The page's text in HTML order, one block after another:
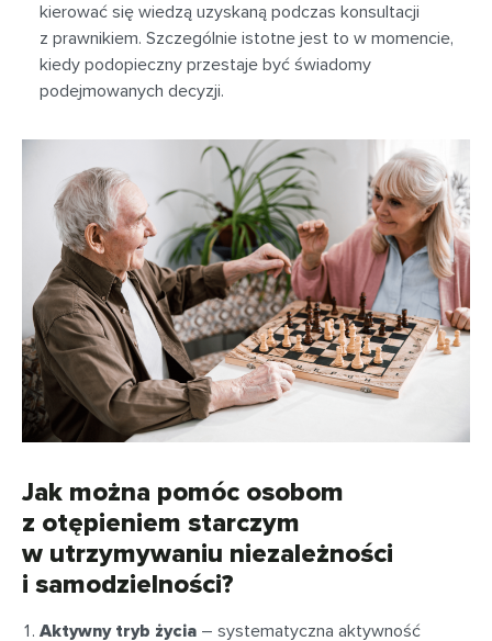
kierować się wiedzą uzyskaną podczas konsultacji
z prawnikiem. Szczególnie istotne jest to w momencie,
kiedy podopieczny przestaje być świadomy
podejmowanych decyzji.
Jak można pomóc osobom
z otępieniem starczym
w utrzymywaniu niezależności
i samodzielności?
Aktywny tryb życia – systematyczna aktywność